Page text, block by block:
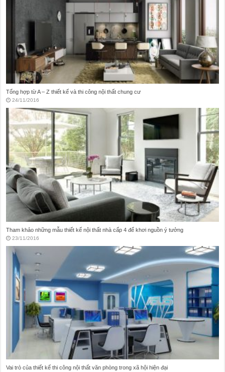
Vấn đề trong thiết kế nội thất nhà vệ sinh hay mắc phải
21/11/2016
Thiết kế thi công nội thất nhà ở theo phong cách Vintage
20/11/2016
Thám hiểm những mẫu thiết kế nội thất quán karaoke huyền ảo tại Việt Nam